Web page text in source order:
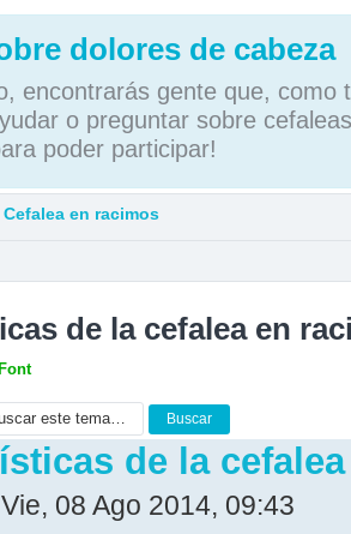
dolores de cabeza
encontrarás gente que, como
o preguntar sobre
poder participar!
Cefalea en racimos
de la cefalea en
de la
08 Ago 2014, 09:43